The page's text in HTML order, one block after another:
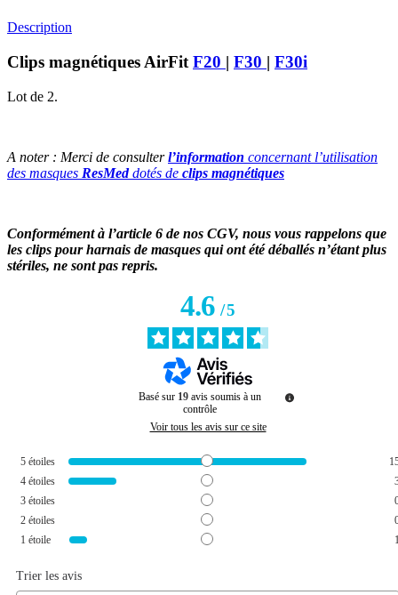
Description
Clips magnétiques AirFit F20 | F30 | F30i
Lot de 2.
A noter : Merci de consulterl’information concernant l’utilisation
des masques ResMeddotés de clips magnétiques
Conformément à l’article 6 de nos CGV, nous vous rappelons que
les clips pour harnais de masques qui ont été déballés n’étant plus
stériles, ne sont pas repris.
4.6/5
Basé sur 19 avis soumis à un
contrôle
Voir tous les avis sur ce site
5 étoiles
4 étoiles
3 étoiles
2 étoiles
1 étoile
Trier les avis